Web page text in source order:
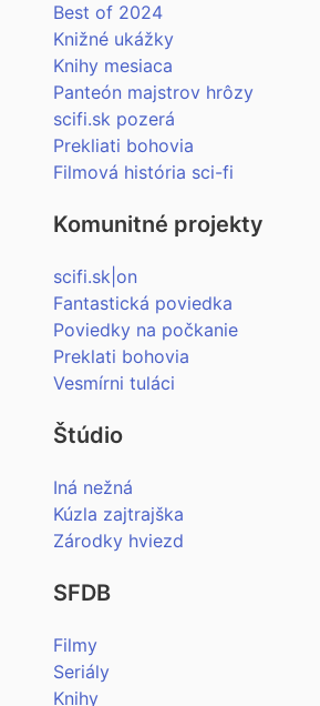
Best of 2024
Knižné ukážky
Knihy mesiaca
Panteón majstrov hrôzy
scifi.sk pozerá
Prekliati bohovia
Filmová história sci-fi
Komunitné projekty
scifi.sk|on
Fantastická poviedka
Poviedky na počkanie
Preklati bohovia
Vesmírni tuláci
Štúdio
Iná nežná
Kúzla zajtrajška
Zárodky hviezd
SFDB
Filmy
Seriály
Knihy